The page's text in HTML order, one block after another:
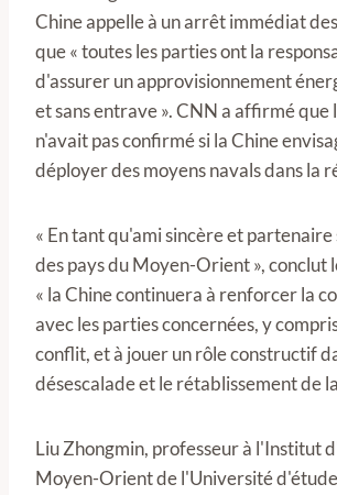
Chine appelle à un arrêt immédiat
que « toutes les parties ont la
d'assurer un approvisionnement
et sans entrave ». CNN a affirmé
n'avait pas confirmé si la Chine
déployer des moyens navals dans la
« En tant qu'ami sincère et
des pays du Moyen-Orient », conclut
« la Chine continuera à renforcer la
avec les parties concernées, y
conflit, et à jouer un rôle constructif
désescalade et le rétablissement de
Liu Zhongmin, professeur à l'Institut
Moyen-Orient de l'Université